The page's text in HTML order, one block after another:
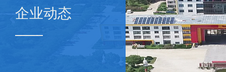
企业动态